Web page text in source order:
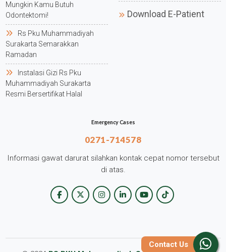
Contact Us
Mungkin Kamu Butuh
Odontektomi!
Rs Pku Muhammadiyah
Surakarta Semarakkan
Ramadan
Instalasi Gizi Rs Pku
Muhammadiyah Surakarta
Resmi Bersertifikat Halal
Download E-Patient
Emergency Cases
0271-714578
Informasi gawat darurat silahkan kontak cepat nomor tersebut
di atas.